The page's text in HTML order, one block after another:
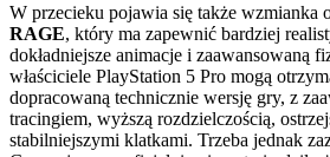
W przecieku pojawia się także wzmianka
RAGE, który ma zapewnić bardziej
dokładniejsze animacje i zaawansowaną
właściciele PlayStation 5 Pro mogą
dopracowaną technicznie wersję gry, z
tracingiem, wyższą rozdzielczością,
stabilniejszymi klatkami. Trzeba jednak